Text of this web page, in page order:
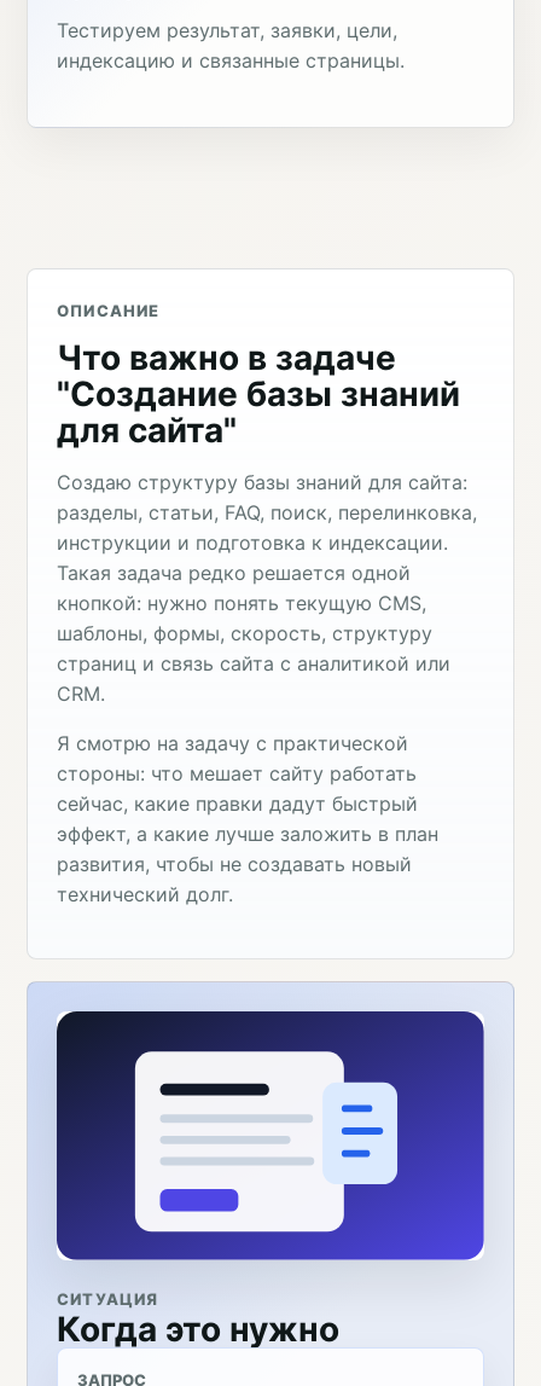
Тестируем результат, заявки, цели,
индексацию и связанные страницы.
ОПИСАНИЕ
Что важно в задаче
"Создание базы знаний
для сайта"
Создаю структуру базы знаний для сайта:
разделы, статьи, FAQ, поиск, перелинковка,
инструкции и подготовка к индексации.
Такая задача редко решается одной
кнопкой: нужно понять текущую CMS,
шаблоны, формы, скорость, структуру
страниц и связь сайта с аналитикой или
CRM.
Я смотрю на задачу с практической
стороны: что мешает сайту работать
сейчас, какие правки дадут быстрый
эффект, а какие лучше заложить в план
развития, чтобы не создавать новый
технический долг.
СИТУАЦИЯ
Когда это нужно
ЗАПРОС